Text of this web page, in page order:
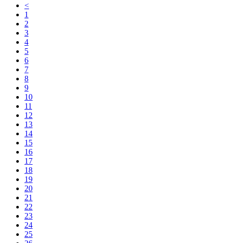
<
1
2
3
4
5
6
7
8
9
10
11
12
13
14
15
16
17
18
19
20
21
22
23
24
25